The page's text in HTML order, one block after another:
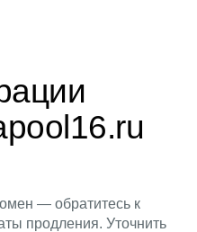
— обратитесь к
продления. Уточнить